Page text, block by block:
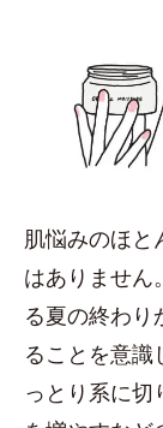
肌悩みのほと
はありません
る夏の終わり
ることを意識
っとり系に切